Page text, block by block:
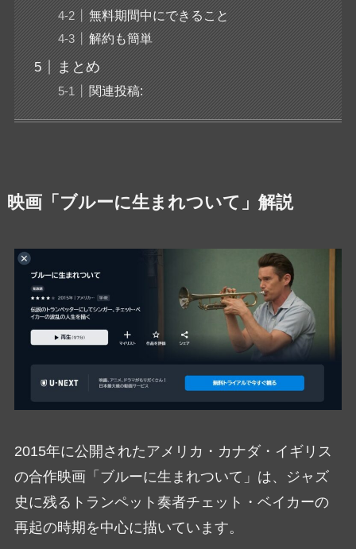
無料期間中にできること
解約も簡単
まとめ
関連投稿:
映画「ブルーに生まれついて」解説
2015年に公開されたアメリカ・カナダ・イギリス
の合作映画「ブルーに生まれついて」は、ジャズ
史に残るトランペット奏者チェット・ベイカーの
再起の時期を中心に描いています。